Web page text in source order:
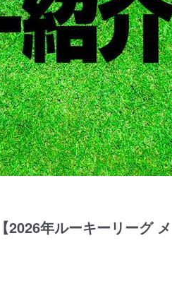
2026年ルーキーリーグ メ